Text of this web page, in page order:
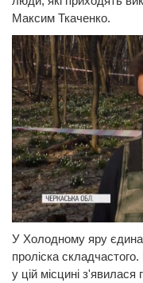
Максим Ткаченко.
У Холодному яру єдина
проліска
у цій місцині з'явилася